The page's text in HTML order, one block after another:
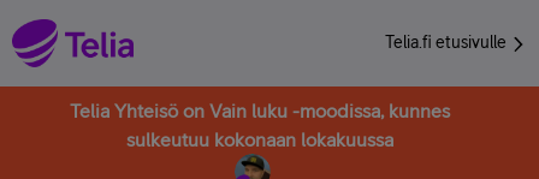
Telia.fi etusivulle
Telia Yhteisö on Vain luku -moodissa, kunnes
sulkeutuu kokonaan lokakuussa